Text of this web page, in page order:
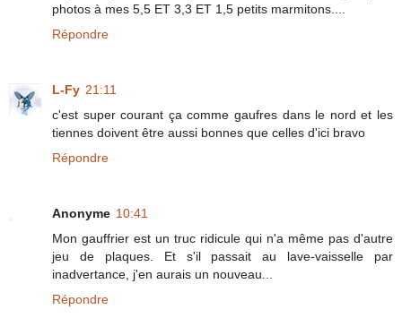
photos à mes 5,5 ET 3,3 ET 1,5 petits marmitons....
Répondre
L-Fy 21:11
c'est super courant ça comme gaufres dans le nord et les
tiennes doivent être aussi bonnes que celles d'ici bravo
Répondre
Anonyme 10:41
Mon gauffrier est un truc ridicule qui n'a même pas d'autre
jeu de plaques. Et s'il passait au lave-vaisselle par
inadvertance, j'en aurais un nouveau...
Répondre